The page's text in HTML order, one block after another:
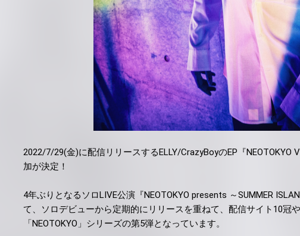
2022/7/29(金)に配信リリースするELLY/CrazyBoyのEP『NEOTOKYO
加が決定！
4年ぶりとなるソロLIVE公演『NEOTOKYO presents ～SUMMER
て、ソロデビューから定期的にリリースを重ねて、配信サイト10冠
「NEOTOKYO」シリーズの第5弾となっています。